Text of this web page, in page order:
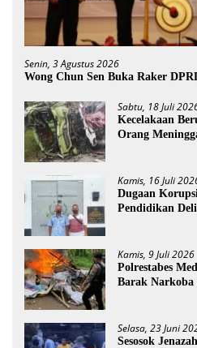
Senin, 3 Agustus 2026
Wong Chun Sen Buka Raker
Sabtu, 18 Juli
Kecelakaan
Orang
Kamis, 16 Juli
Dugaan
Pendidikan
Kamis, 9 Juli 2026
Polrestabes
Barak Narkoba
Selasa, 23 Juni
Sesosok